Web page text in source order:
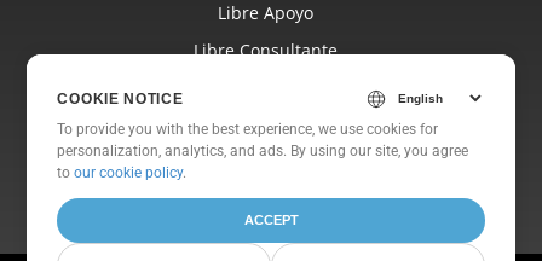
Libre Apoyo
Libre Consultante
Sitios Web
Sobre
COOKIE NOTICE
To provide you with the best experience, we use cookies for
personalization, analytics, and ads. By using our site, you agree
toour cookie policy.
ACCEPT